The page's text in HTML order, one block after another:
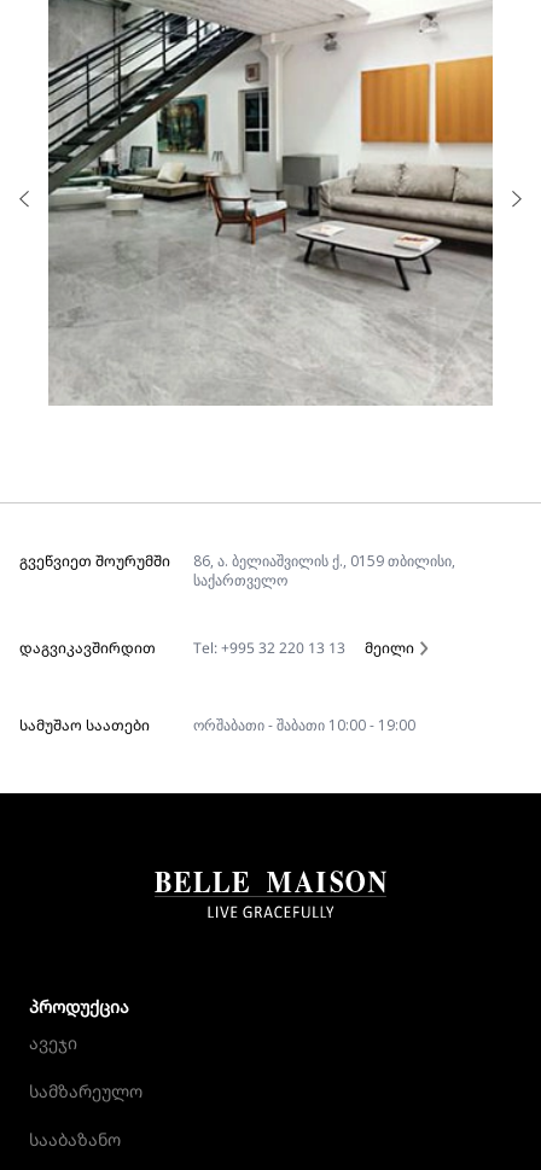
ᲒᲕᲔᲬᲕᲘᲔᲗ ᲨᲝᲣᲠᲣᲛᲨᲘ
86, ა. ბელიაშვილის ქ., 0159 თბილისი,
საქართველო
ᲓᲐᲒᲕᲘᲙᲐᲕᲨᲘᲠᲓᲘᲗ Tel: +995 32 220 13 13 მეილი
ᲡᲐᲛᲣᲨᲐᲝ ᲡᲐᲐᲗᲔᲑᲘ ორშაბათი - შაბათი 10:00 - 19:00
ᲞᲠᲝᲓᲣᲥᲪᲘᲐ
ავეჯი
სამზარეულო
სააბაზანო